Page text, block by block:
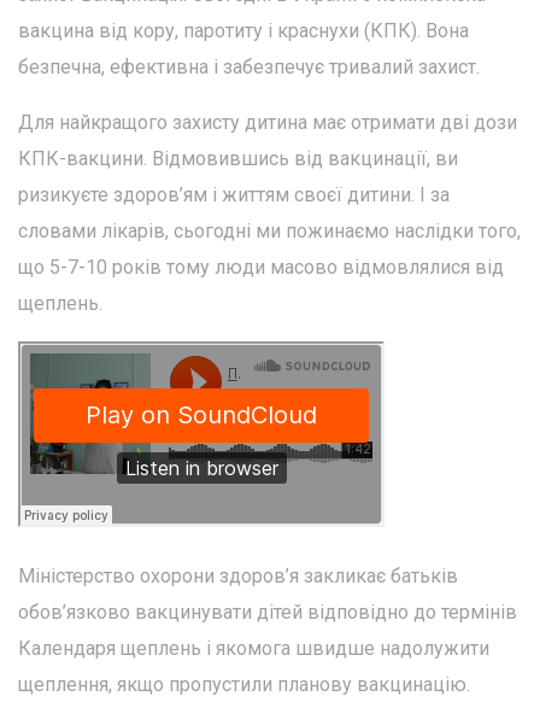
вакцина від кору, паротиту і краснухи (КПК). Вона
безпечна, ефективна і забезпечує тривалий захист.
Для найкращого захисту дитина має отримати дві дози
КПК-вакцини. Відмовившись від вакцинації, ви
ризикуєте здоров’ям і життям своєї дитини. І за
словами лікарів, сьогодні ми пожинаємо наслідки того,
що 5-7-10 років тому люди масово відмовлялися від
щеплень.
Міністерство охорони здоров’я закликає батьків
обов’язково вакцинувати дітей відповідно до термінів
Календаря щеплень і якомога швидше надолужити
щеплення, якщо пропустили планову вакцинацію.